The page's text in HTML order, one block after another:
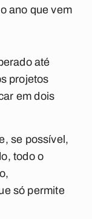
ano que vem
até
projetos
em dois
se possível,
todo o
só permite